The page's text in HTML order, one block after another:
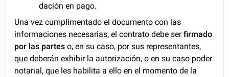
dación en pago.
Una vez cumplimentado el documento con las
informaciones necesarias, el contrato debe serfirmado
por las partes o, en su caso, por sus representantes,
que deberán exhibir la autorización, o en su caso poder
notarial, que les habilita a ello en el momento de la